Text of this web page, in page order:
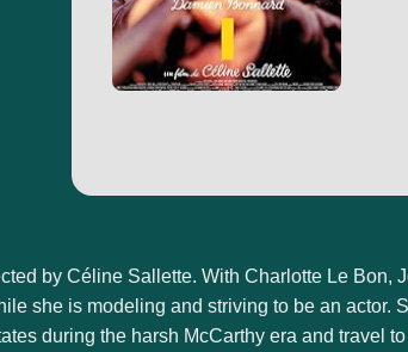
by Céline Sallette. With Charlotte Le
she is modeling and striving to be an actor.
during the harsh McCarthy era and travel